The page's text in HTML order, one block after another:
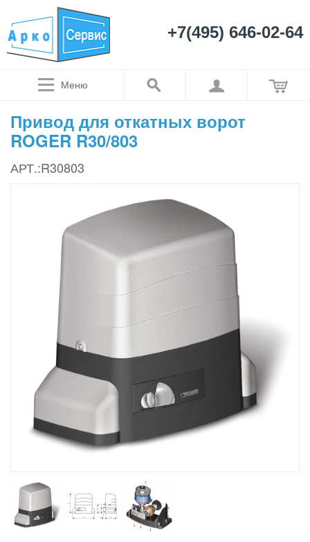
+7(495) 646-02-64
Меню
Привод для откатных ворот
ROGER R30/803
АРТ.:R30803